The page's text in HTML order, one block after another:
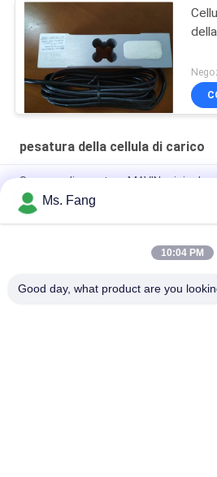
pesatura della cellula di carico
Sensore di pesatura MAVIN originale
100kg Bilancia da banco Cella di carico
NA3 Sensori di forza digitali e celle di
Load Cell L6E3 Aluminum Alloy
Ms. Fang
10:04 PM
Good day, what product are you